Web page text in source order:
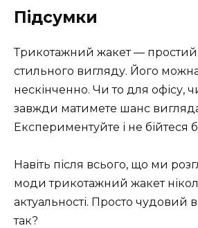
Підсумки
Трикотажний жакет —
стильного вигляду. Його
нескінченно. Чи то для офісу,
завжди матимете шанс
Експериментуйте і не бійтеся
Навіть після всього, що ми
моди трикотажний жакет
актуальності. Просто чудовий
так?